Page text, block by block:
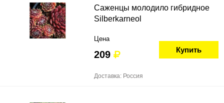
Саженцы молодило гибридное
Silberkarneol
Цена
209 Купить
Доставка: Россия